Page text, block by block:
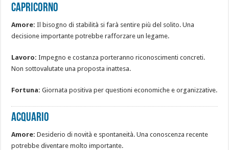
CAPRICORNO
Amore: Il bisogno di stabilità si farà sentire più del solito. Una
decisione importante potrebbe rafforzare un legame.
Lavoro: Impegno e costanza porteranno riconoscimenti concreti.
Non sottovalutate una proposta inattesa.
Fortuna: Giornata positiva per questioni economiche e organizzative.
ACQUARIO
Amore: Desiderio di novità e spontaneità. Una conoscenza recente
potrebbe diventare molto importante.